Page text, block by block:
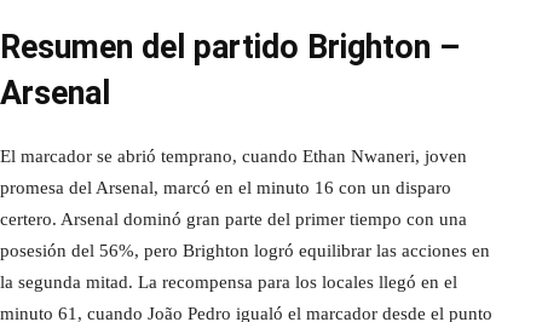
Resumen del partido Brighton –
Arsenal
El marcador se abrió temprano, cuando Ethan Nwaneri, joven
promesa del Arsenal, marcó en el minuto 16 con un disparo
certero. Arsenal dominó gran parte del primer tiempo con una
posesión del 56%, pero Brighton logró equilibrar las acciones en
la segunda mitad. La recompensa para los locales llegó en el
minuto 61, cuando João Pedro igualó el marcador desde el punto